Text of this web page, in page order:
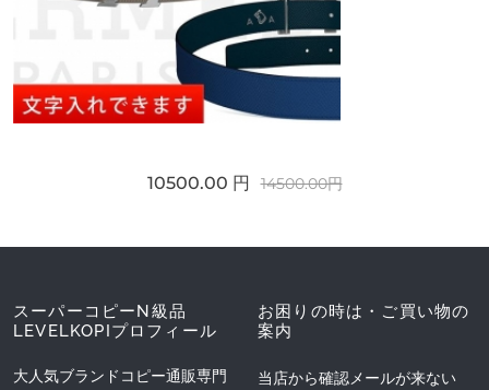
10500.00 円 14500.00円
スーパーコピーN級品
LEVELKOPIプロフィール
大人気ブランドコピー通販専門
お困りの時は・ご買い物の
案内
当店から確認メールが来ない